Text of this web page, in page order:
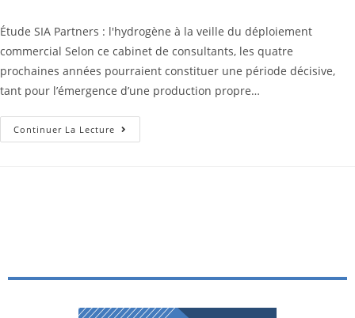
Étude SIA Partners : l'hydrogène à la veille du déploiement
commercial Selon ce cabinet de consultants, les quatre
prochaines années pourraient constituer une période décisive,
tant pour l’émergence d’une production propre…
Continuer La Lecture